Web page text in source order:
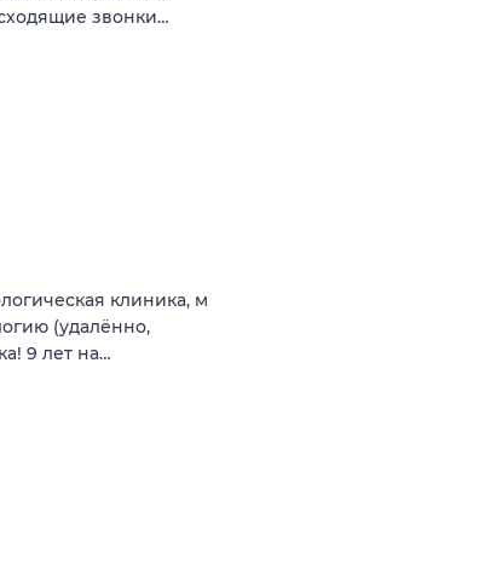
звонки…
клиника, м
(удалённо,
9 лет на…